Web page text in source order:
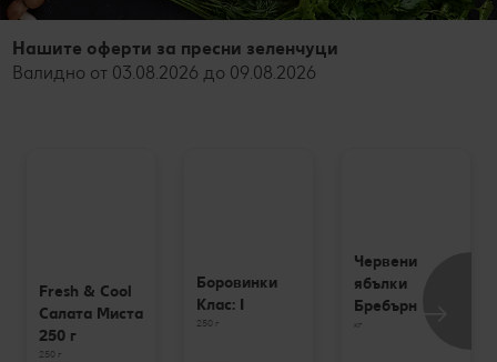
Нашите оферти за пресни зеленчуци
Валидно от 03.08.2026 до 09.08.2026
Fresh & Cool
Салата Миста
250 г
250 г
Боровинки
Клас: I
250 г
Червени
ябълки
Бребърн
кг